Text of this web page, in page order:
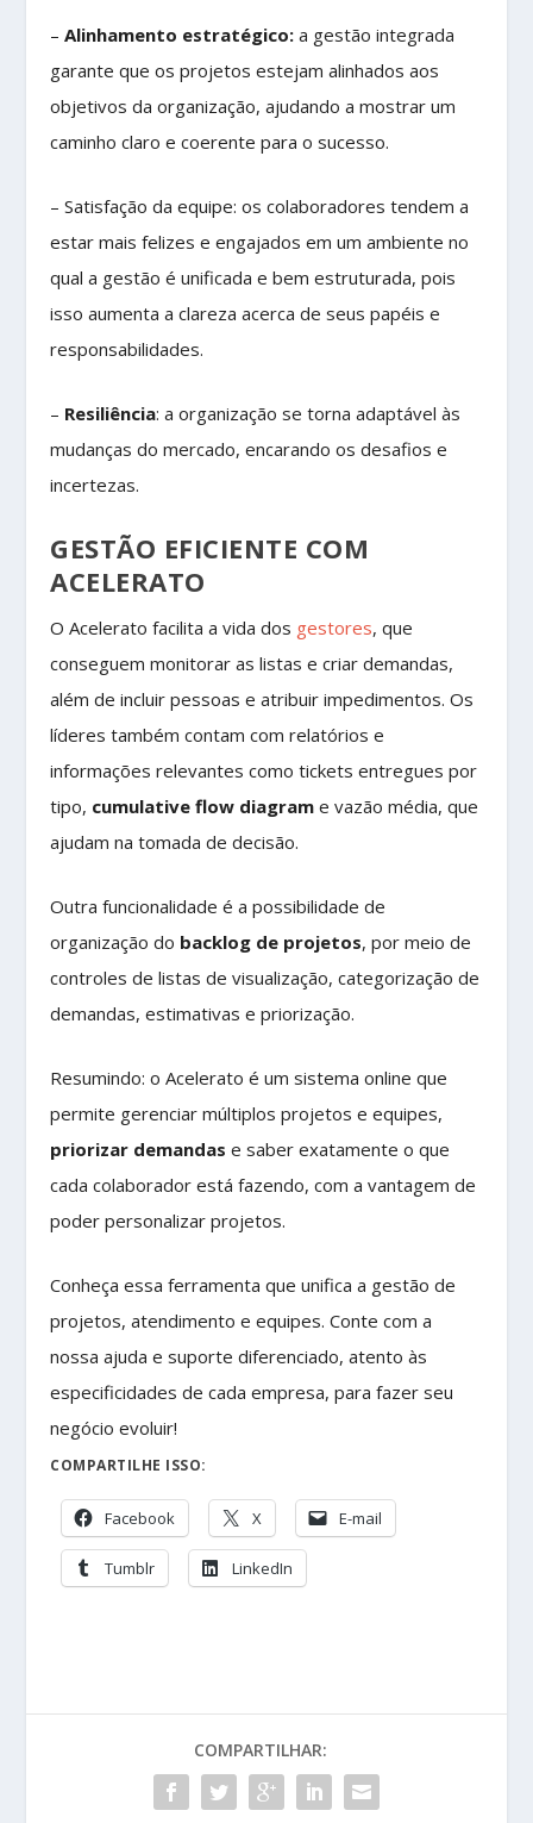
–Alinhamento estratégico: a gestão integrada
garante que os projetos estejam alinhados aos
objetivos da organização, ajudando a mostrar um
caminho claro e coerente para o sucesso.
– Satisfação da equipe: os colaboradores tendem a
estar mais felizes e engajados em um ambiente no
qual a gestão é unificada e bem estruturada, pois
isso aumenta a clareza acerca de seus papéis e
responsabilidades.
– Resiliência: a organização se torna adaptável às
mudanças do mercado, encarando os desafios e
incertezas.
GESTÃO EFICIENTE COM
ACELERATO
O Acelerato facilita a vida dos gestores, que
conseguem monitorar as listas e criar demandas,
além de incluir pessoas e atribuir impedimentos. Os
líderes também contam com relatórios e
informações relevantes como tickets entregues por
tipo, cumulative flow diagram e vazão média, que
ajudam na tomada de decisão.
Outra funcionalidade é a possibilidade de
organização do backlog de projetos, por meio de
controles de listas de visualização, categorização de
demandas, estimativas e priorização.
Resumindo: o Acelerato é um sistema online que
permite gerenciar múltiplos projetos e equipes,
priorizar demandas e saber exatamente o que
cada colaborador está fazendo, com a vantagem de
poder personalizar projetos.
Conheça essa ferramenta que unifica a gestão de
projetos, atendimento e equipes. Conte com a
nossa ajuda e suporte diferenciado, atento às
especificidades de cada empresa, para fazer seu
negócio evoluir!
COMPARTILHE ISSO:
Facebook X E-mail
Tumblr LinkedIn
COMPARTILHAR: